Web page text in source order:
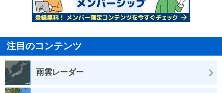
注目のコンテンツ
雨雲レーダー